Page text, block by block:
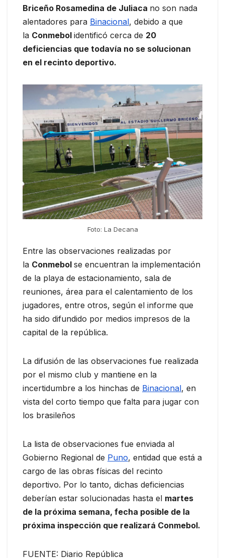
Briceño Rosamedina de Juliaca no son nada
alentadores para Binacional, debido a que
la Conmebol identificó cerca de 20
deficiencias que todavía no se solucionan
en el recinto deportivo.
Foto: La Decana
Entre las observaciones realizadas por
la Conmebol se encuentran la implementación
de la playa de estacionamiento, sala de
reuniones, área para el calentamiento de los
jugadores, entre otros, según el informe que
ha sido difundido por medios impresos de la
capital de la república.
La difusión de las observaciones fue realizada
por el mismo club y mantiene en la
incertidumbre a los hinchas de Binacional, en
vista del corto tiempo que falta para jugar con
los brasileños
La lista de observaciones fue enviada al
Gobierno Regional de Puno, entidad que está a
cargo de las obras físicas del recinto
deportivo. Por lo tanto, dichas deficiencias
deberían estar solucionadas hasta el martes
de la próxima semana, fecha posible de la
próxima inspección que realizará Conmebol.
FUENTE: Diario República